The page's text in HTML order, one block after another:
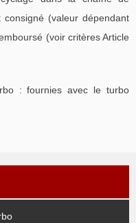
consigné (valeur dépendant
(voir critères Article
: fournies avec le turbo